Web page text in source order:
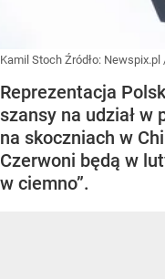
Kamil Stoch Źródło: Newspix.pl
Reprezentacja
szansy na udział w
na skoczniach w
Czerwoni będą w
w ciemno”.